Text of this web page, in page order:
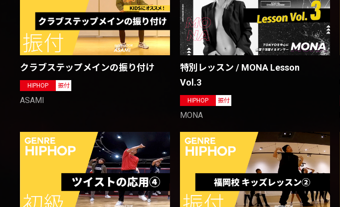
クラブステップメインの振り付け
HIPHOP 振付
ASAMI
特別レッスン / MONA Lesson
Vol.3
HIPHOP 振付
MONA